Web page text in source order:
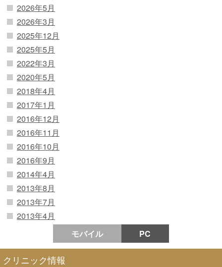
2026年5月
2026年3月
2025年12月
2025年5月
2022年3月
2020年5月
2018年4月
2017年1月
2016年12月
2016年11月
2016年10月
2016年9月
2014年4月
2013年8月
2013年7月
2013年4月
モバイル
PC
クリニック情報